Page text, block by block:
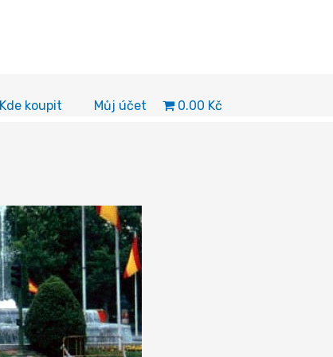
Kde koupit Můj účet 0.00 Kč